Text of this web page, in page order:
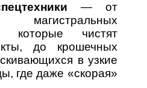
— от
которые чистят
до крошечных
в узкие
где даже «скорая»